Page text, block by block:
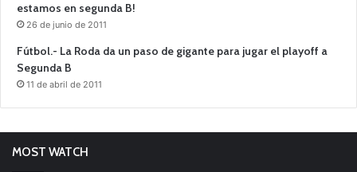
estamos en segunda B!
26 de junio de 2011
Fútbol.- La Roda da un paso de gigante para jugar el playoff a
Segunda B
11 de abril de 2011
MOST WATCH